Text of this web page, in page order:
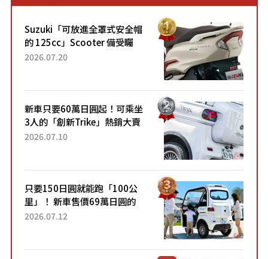
Suzuki「可放進全罩式安全帽
的 125cc」Scooter 備受矚
目！採用全新流線設計與各項
2026.07.20
新車只要60萬日圓起！可乘坐
3人的「創新Trike」熱銷大賣
成為人氣車款！「養車成本真
2026.07.10
只要150日圓就能跑「100公
里」！ 新車售價69萬日圓的
「3人座」Trike大受歡迎！ 順
2026.07.12